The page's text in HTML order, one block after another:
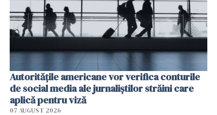
Autorităţile americane vor verifica conturile
de social media ale jurnaliştilor străini care
aplică pentru viză
07 AUGUST 2026